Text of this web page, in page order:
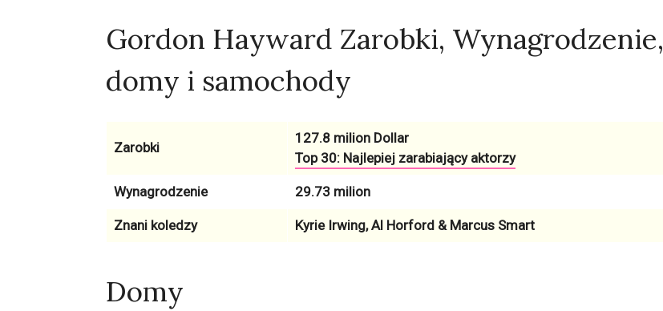
Gordon Hayward Zarobki, Wynagrodzenie,
domy i samochody
Zarobki
127.8 milion Dollar
Top 30: Najlepiej zarabiający aktorzy
Wynagrodzenie 29.73 milion
Znani koledzy Kyrie Irwing, Al Horford & Marcus Smart
Domy